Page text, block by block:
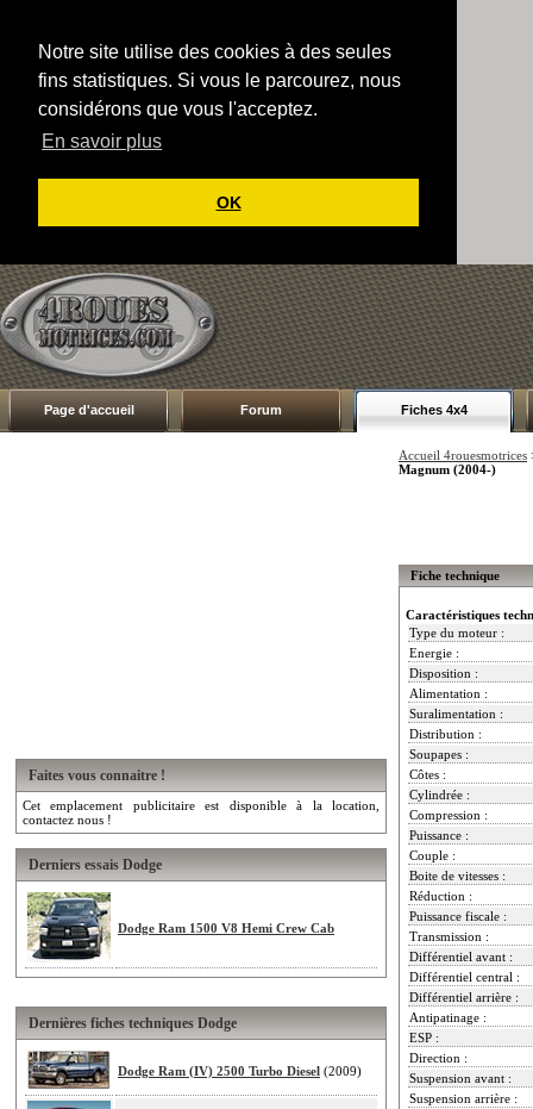
Notre site utilise des cookies à des seules
fins statistiques. Si vous le parcourez, nous
considérons que vous l'acceptez.
En savoir plus
OK
Page d'accueil Forum Fiches 4x4
Faites vous connaitre !
Cet emplacement publicitaire est disponible à la location,
contactez nous !
Derniers essais Dodge
Dodge Ram 1500 V8 Hemi Crew Cab
Dernières fiches techniques Dodge
Dodge Ram (IV) 2500 Turbo Diesel (2009)
Accueil 4rouesmotrices
Magnum (2004-)
Fiche technique
Caractéristiques
Type du moteur :
Energie :
Disposition :
Alimentation :
Suralimentation :
Distribution :
Soupapes :
Côtes :
Cylindrée :
Compression :
Puissance :
Couple :
Boite de vitesses :
Réduction :
Puissance fiscale :
Transmission :
Différentiel avant :
Différentiel central :
Différentiel arrière :
Antipatinage :
ESP :
Direction :
Suspension avant :
Suspension arrière :